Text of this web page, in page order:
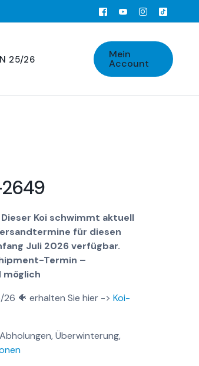
25/26 Mein
Account
Koi schwimmt aktuell
für diesen
Juli 2026 verfügbar.
Termin –
möglich
🐠 erhalten Sie hier -> Koi-
Überwinterung,